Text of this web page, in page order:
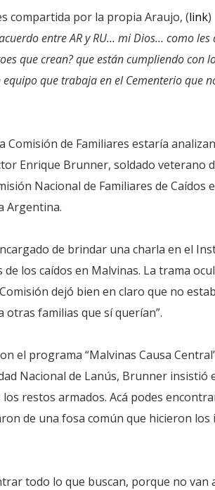
compartida por la propia Araujo, (link)
entre AR y RU… mi Dios… como
que crean? que están cumpliendo con
que trabaja en el Cementerio que
Comisión de Familiares estaría
Enrique Brunner, soldado veterano
Nacional de Familiares de Caídos
Argentina.
de brindar una charla en el
los caídos en Malvinas. La trama
dejó bien en claro que no
otras familias que sí querían”.
el programa “Malvinas Causa
Nacional de Lanús, Brunner insistió
restos armados. Acá podes
de una fosa común que hicieron
todo lo que buscan, porque no